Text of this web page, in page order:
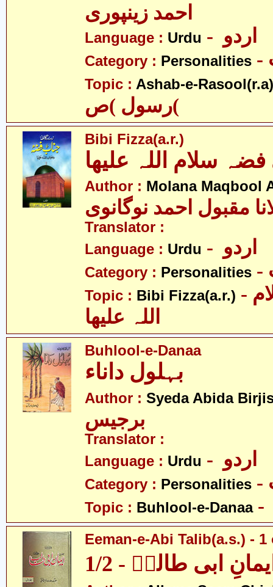
احمد زینپوری
Language : Urdu
Category : Personalities
Topic : Ashab-e-
رسول )ص(
Bibi Fizza(a.r.)
سلام اللہ علیھا
Author : Molana Maqbool
مقبول احمد نوگانوی
Translator :
Language : Urdu
Category : Personalities
Topic : Bibi Fizza(a.r.) - بی بی فضہ سلام
اللہ علیھا
Buhlool-e-Danaa
Author : Syeda Abida
برجیس
Translator :
Language : Urdu
Category : Personalities
Topic : Buhlool-e-Danaa
Eeman-e-Abi Talib(a.s.) - 1
ابی طالبؑ - 1/2